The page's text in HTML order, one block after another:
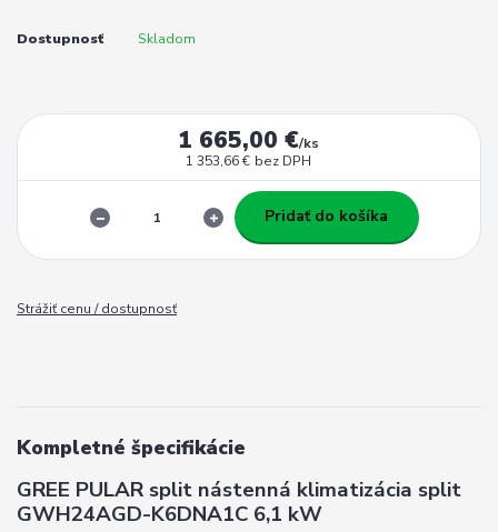
Dostupnosť Skladom
1 665,00 €/ks
1 353,66 € bez DPH
Pridať do košíka
Strážiť cenu / dostupnosť
Kompletné špecifikácie
GREE PULAR split nástenná klimatizácia split
GWH24AGD-K6DNA1C 6,1 kW